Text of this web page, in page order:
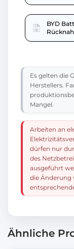
BYD
Es gelten die
Herstellers.
Mangel.
Arbeiten an
dürfen nur
des
ausgeführt
die Änderung
Ähnliche